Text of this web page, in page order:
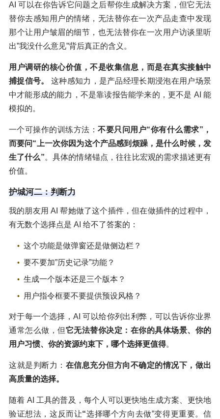
AI 可以在你告诉它问题之后帮你生成解决方案，但它无法
替你去感知用户的情绪，无法替你在一次产品走查中发现
那个让用户皱眉的细节，也无法替你在一次用户访谈里听
出”我没什么意见”背后真正的含义。
用户调研的核心价值，不是收集信息，而是在真实接触中
捕捉信号。
这种感知力，是产品经理长期浸泡在用户场景
中才能形成的能力，不是靠读报告能学来的，更不是 AI 能
模拟的。
一个可操作的训练方法：不要只问用户“你有什么需求”，
而要问“上一次你因为这个产品感到烦躁，是什么时候，发
生了什么”。具体的情绪锚点，往往比宏观的需求描述更有
价值。
护城河二：判断力
我的朋友用 AI 帮她做了这个插件，但在做插件的过程中，
有无数个选择点是 AI 给不了答案的：
这个功能是做弹窗还是做侧边栏？
要不要加”历史记录”功能？
生成一个版本还是三个版本？
用户指令框要不要提供预设风格？
对于每一个选择，AI 可以给你列出利弊，可以告诉你业界
通常怎么做，但它无法替你决定：在你的具体场景、你的
用户习惯、你的资源约束下，哪个选择更值得。
这就是判断力： 在信息充分但方向不确定的情况下，做出
高质量的选择。
随着 AI 工具的普及，每个人可以更快地生成方案、更快地
验证想法，这反而让“选择哪个方向去做”变得更重要。信